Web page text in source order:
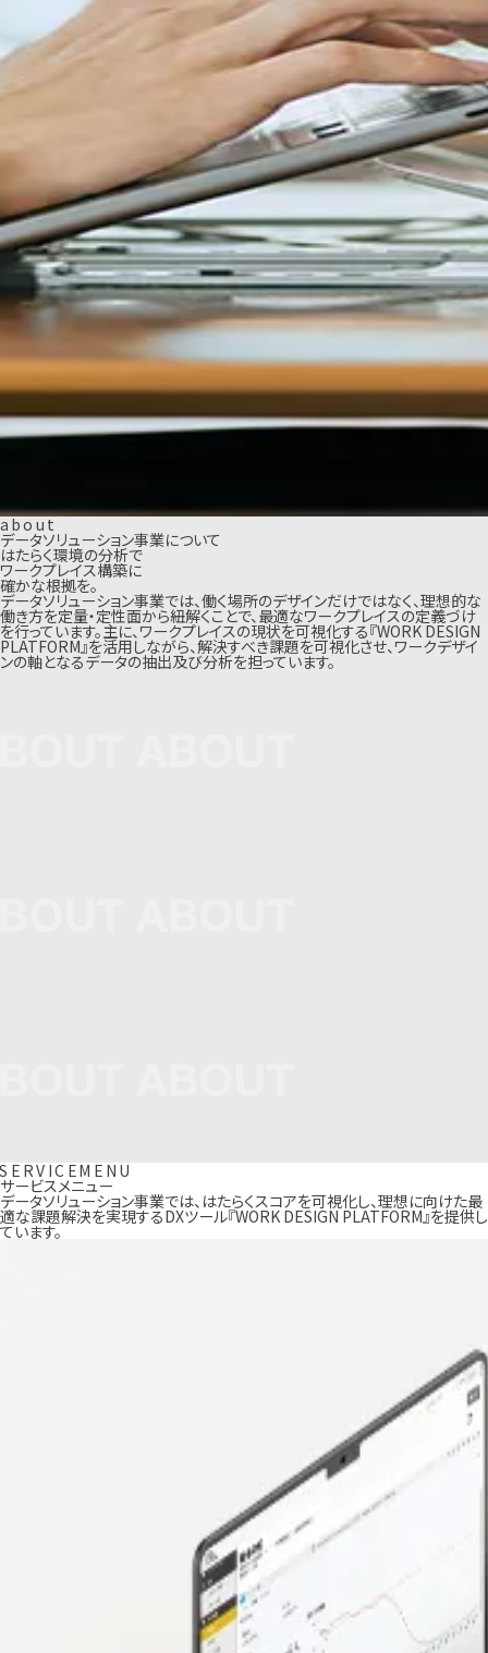
a bo u t
データソリューション事業について
はたらく環境の分析で
ワークプレイス構築に
確かな根拠を。
データソリューション事業では、働く場所のデザインだけではなく、理想的な
働き方を定量・定性面から紐解くことで、最適なワークプレイスの定義づけ
を行っています。主に、ワークプレイスの現状を可視化する『WORK DESIGN
PLATFORM』を活用しながら、解決すべき課題を可視化させ、ワークデザイ
ンの軸となるデータの抽出及び分析を担っています。
S E RV IC EM E N U
サービスメニュー
データソリューション事業では、はたらくスコアを可視化し、理想に向けた最
適な課題解決を実現するDXツール『WORK DESIGN PLATFORM』を提供し
ています。